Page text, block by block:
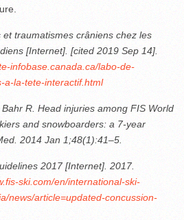
traumatismes crâniens chez les
[Internet]. [cited 2019 Sep 14].
infobase.canada.ca/labo-de-
a-la-tete-interactif.html
R. Head injuries among FIS World
and snowboarders: a 7-year
2014 Jan 1;48(1):41–5.
2017 [Internet]. 2017.
ski.com/en/international-ski-
news/article=updated-concussion-